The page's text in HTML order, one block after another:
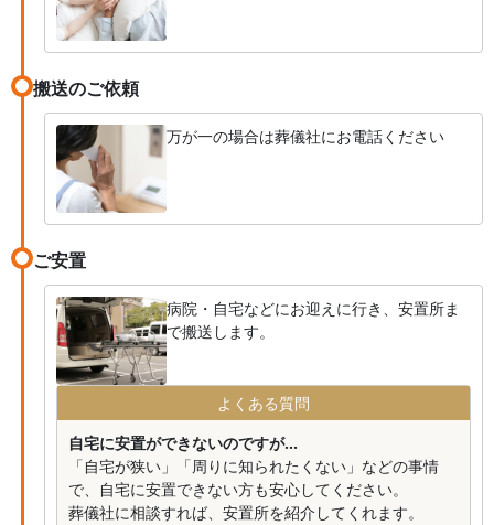
搬送のご依頼
万が一の場合は葬儀社にお電話ください
ご安置
病院・自宅などにお迎えに行き、安置所ま
で搬送します。
よくある質問
自宅に安置ができないのですが...
「自宅が狭い」「周りに知られたくない」などの事情
で、自宅に安置できない方も安心してください。
葬儀社に相談すれば、安置所を紹介してくれます。